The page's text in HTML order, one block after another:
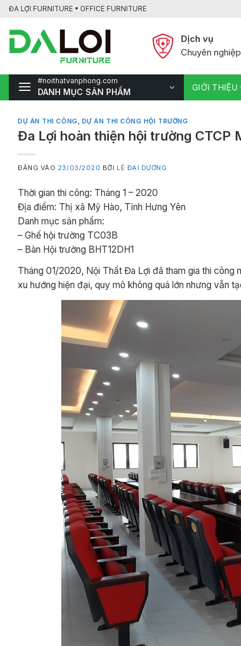
Bỏ
nội
dung
ĐA LỢI FURNITURE • OFFICE FURNITURE
Dịch vụ
Chuyên nghiệp
#noithatvanphong.com
DANH MỤC SẢN PHẨM GIỚI THIỆU
DỰ ÁN THI CÔNG , DỰ ÁN THI CÔNG HỘI TRƯỜNG
Đa Lợi hoàn thiện hội trường CTCP
ĐĂNG VÀO 23/03/2020 BỞI LÊ ĐẠI DƯƠNG
Thời gian thi công: Tháng 1 – 2020
Địa điểm: Thị xã Mỹ Hào, Tỉnh Hưng Yên
Danh mục sản phẩm:
– Ghế hội trường TC03B
– Bàn Hội trường BHT12DH1
Tháng 01/2020, Nội Thất Đa Lợi đã tham gia thi công
xu hướng hiện đại, quy mô không quá lớn nhưng vẫn